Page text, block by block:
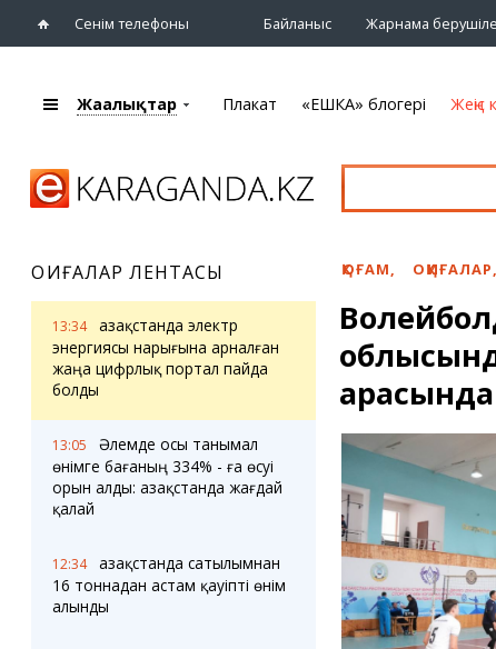
Сенім телефоны Байланыс Жарнама
Жаңалықтары
Ақпараттық
бюллетень
Тұлғалар
Сұхбат
Плакат
Театрлар
Спорт
Көрмелер
Цирк және
хайуанаттар бағы
«ЕШКА» блогері
Блогер лентасы
Аптаның коллажы
Ешкин жұлдыз
Веб-камералар
Тығындар
Қарағанды Картасы
Ұйымдар
Менің учаскелік
Жолдарды жабу
Жаңалықтар Плакат «ЕШКА» блогері Жеңіс
ОҚИҒАЛАР ЛЕНТАСЫ
13:34
Қазақстанда электр
энергиясы нарығына арналған
жаңа цифрлық портал пайда
болды
13:05
Әлемде осы танымал
өнімге бағаның 334% - ға өсуі
орын алды: Қазақстанда жағдай
қалай
12:34
Қазақстанда сатылымнан
16 тоннадан астам қауіпті өнім
алынды
ҚОҒАМ, ОҚИҒАЛАР,
арасында